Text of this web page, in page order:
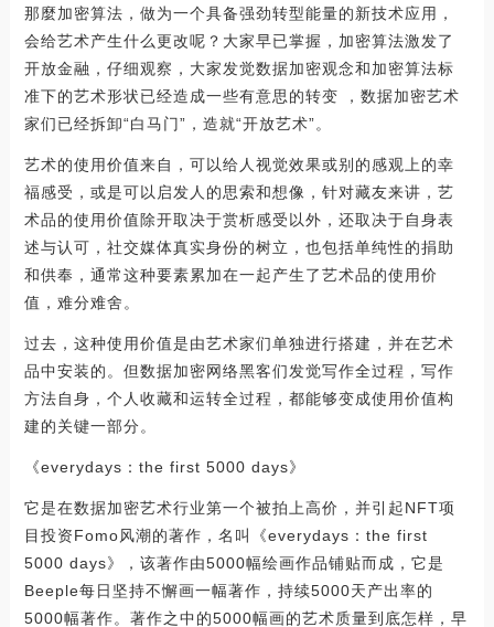
那麼加密算法，做为一个具备强劲转型能量的新技术应用，
会给艺术产生什么更改呢？大家早已掌握，加密算法激发了
开放金融，仔细观察，大家发觉数据加密观念和加密算法标
准下的艺术形状已经造成一些有意思的转变 ，数据加密艺术
家们已经拆卸“白马门”，造就“开放艺术”。
艺术的使用价值来自，可以给人视觉效果或别的感观上的幸
福感受，或是可以启发人的思索和想像，针对藏友来讲，艺
术品的使用价值除开取决于赏析感受以外，还取决于自身表
述与认可，社交媒体真实身份的树立，也包括单纯性的捐助
和供奉，通常这种要素累加在一起产生了艺术品的使用价
值，难分难舍。
过去，这种使用价值是由艺术家们单独进行搭建，并在艺术
品中安装的。但数据加密网络黑客们发觉写作全过程，写作
方法自身，个人收藏和运转全过程，都能够变成使用价值构
建的关键一部分。
《everydays：the first 5000 days》
它是在数据加密艺术行业第一个被拍上高价，并引起NFT项
目投资Fomo风潮的著作，名叫《everydays：the first
5000 days》，该著作由5000幅绘画作品铺贴而成，它是
Beeple每日坚持不懈画一幅著作，持续5000天产出率的
5000幅著作。著作之中的5000幅画的艺术质量到底怎样，早